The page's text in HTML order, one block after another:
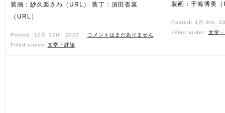
装画：紗久楽さわ（URL） 装丁：須田杏菜
（URL）
Posted: 10月 17th, 2023 ˑ
コメントはまだありません
Filled under: 文学・評論
装画：千海博美
Posted: 4月 8th,
Filled under: 文学